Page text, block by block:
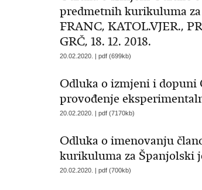
predmetnih kurikuluma
FRANC, KATOL.VJER.,
GRČ, 18. 12. 2018.
20.02.2020. | pdf (699kb)
Odluka o izmjeni i dopuni
provođenje
20.02.2020. | pdf (7170kb)
Odluka o imenovanju
kurikuluma za Španjolski
20.02.2020. | pdf (700kb)